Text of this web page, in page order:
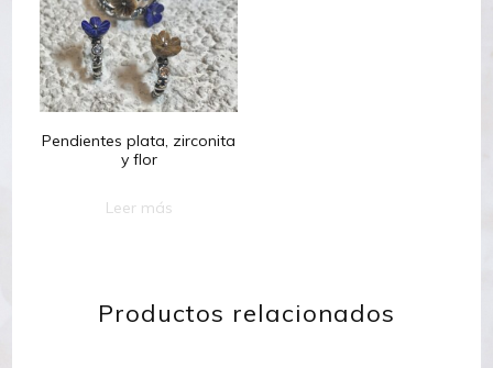
Pendientes plata, zirconita
y flor
Leer más
Productos relacionados